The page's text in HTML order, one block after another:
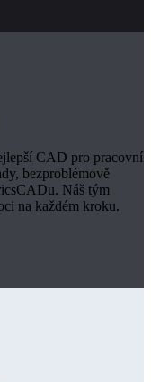
CAD pro pracovní
bezproblémově
Náš tým
na každém kroku.